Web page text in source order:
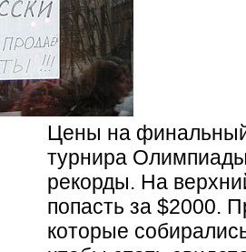
Цены на
турнира
рекорды. На
попасть за $2000.
которые